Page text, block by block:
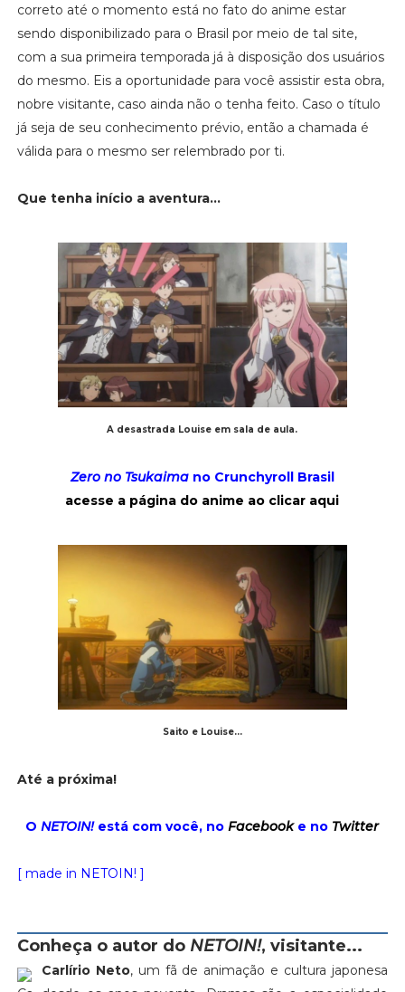
correto até o momento está no fato do anime estar
sendo disponibilizado para o Brasil por meio de tal site,
com a sua primeira temporada já à disposição dos usuários
do mesmo. Eis a oportunidade para você assistir esta obra,
nobre visitante, caso ainda não o tenha feito. Caso o título
já seja de seu conhecimento prévio, então a chamada é
válida para o mesmo ser relembrado por ti.
Que tenha início a aventura...
A desastrada Louise em sala de aula.
Zero no Tsukaimano Crunchyroll Brasil
acesse a página do anime ao clicar aqui
Saito e Louise...
Até a próxima!
ONETOIN!está com você, noFacebooke no Twitter
[ made in NETOIN! ]
Conheça o autor do NETOIN!, visitante...
Carlírio Neto, um fã de animação e cultura japonesa